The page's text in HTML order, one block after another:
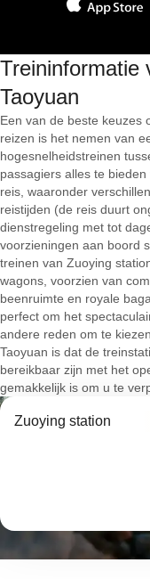
Treininformatie
Taoyuan
Een van de beste keuzes
reizen is het nemen van
hogesnelheidstreinen
passagiers alles te
reis, waaronder
reistijden (de reis duurt
dienstregeling met tot
voorzieningen aan boord
treinen van Zuoying
wagons, voorzien van
beenruimte en royale
perfect om het
andere reden om te
Taoyuan is dat de
bereikbaar zijn met het
gemakkelijk is om u te
Zuoying station